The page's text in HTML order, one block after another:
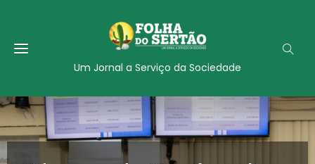
Um Jornal a Serviço da Sociedade